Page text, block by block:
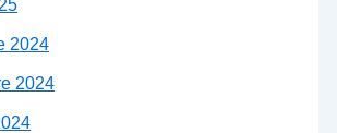
2024
2024